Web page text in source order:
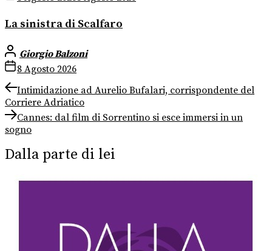
La sinistra di Scalfaro
Giorgio Balzoni
8 Agosto 2026
Navigazione
articoli
Previous
post:
Intimidazione ad Aurelio Bufalari, corrispondente del
Corriere Adriatico
Next
post:
Cannes: dal film di Sorrentino si esce immersi in un
sogno
Dalla parte di lei